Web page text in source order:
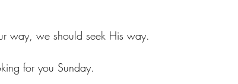
way, we should seek His way.
for you Sunday.